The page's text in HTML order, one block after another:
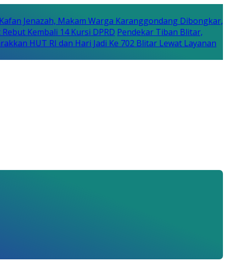
Jenazah, Makam Warga Karanggondang Dibongkar,
Kembali 14 Kursi DPRD Pendekar Tiban Blitar,
HUT RI dan Hari Jadi Ke 702 Blitar Lewat Layanan